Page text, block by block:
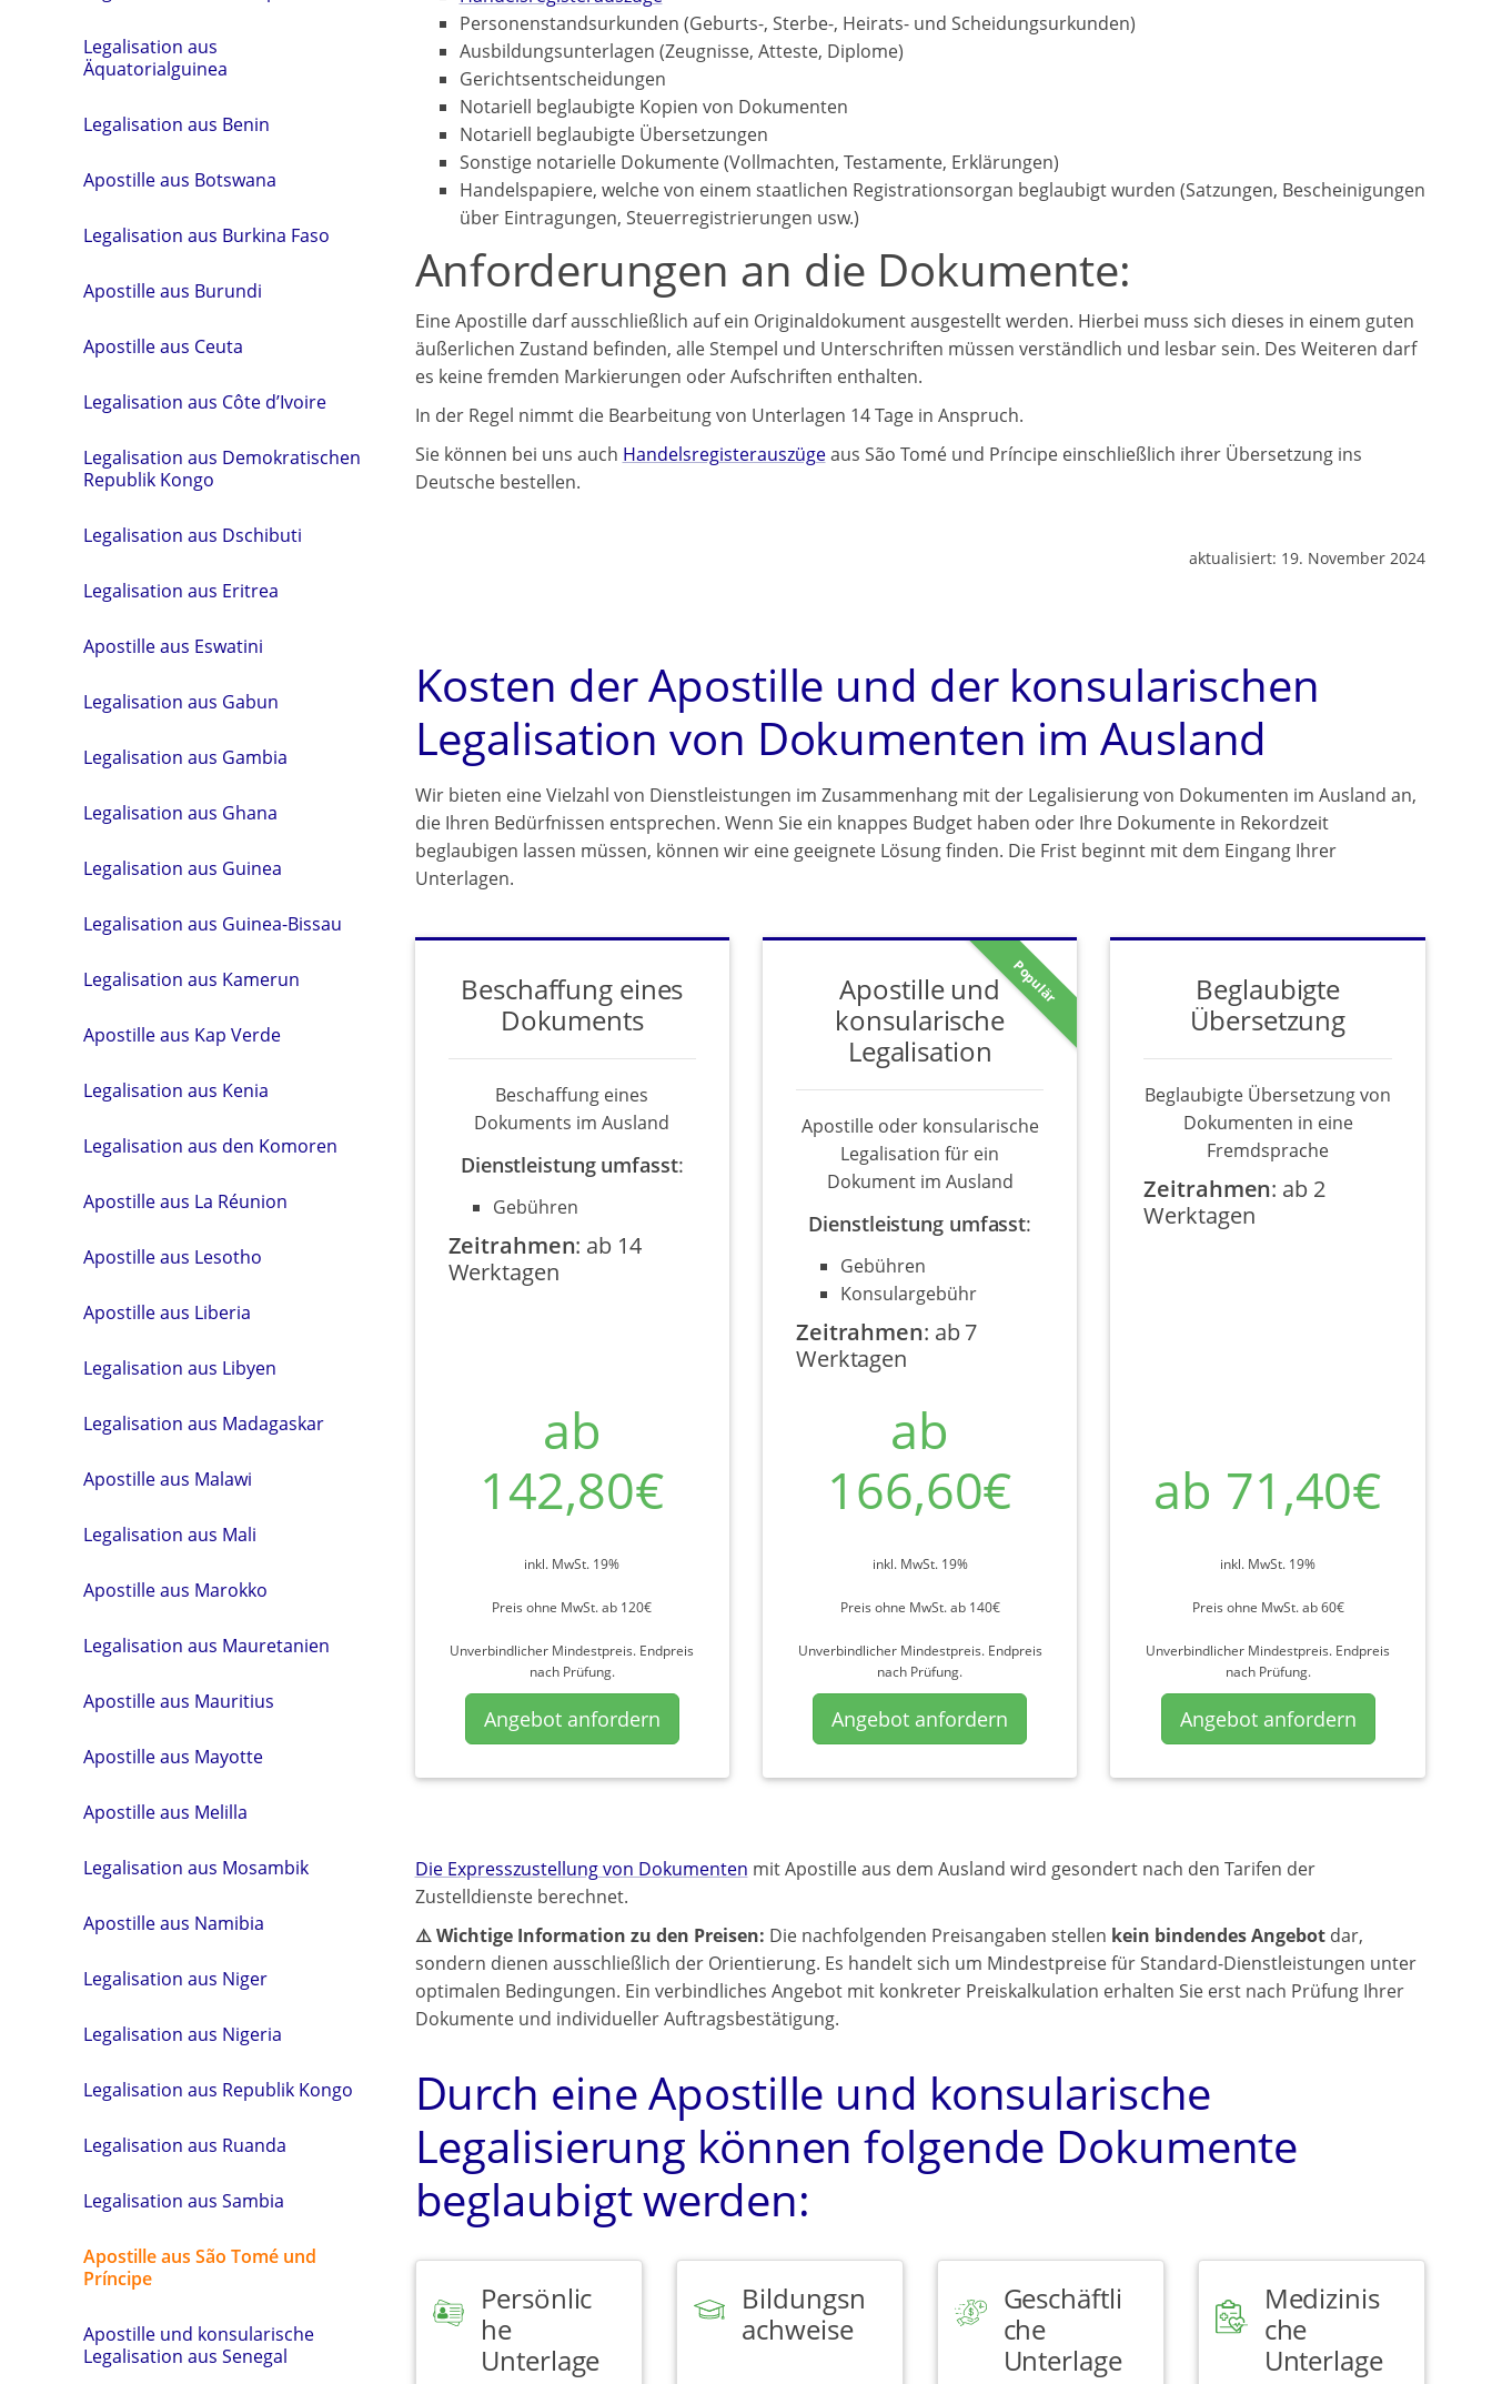
Legalisation aus
Äquatorialguinea
Legalisation aus Benin
Apostille aus Botswana
Legalisation aus Burkina Faso
Apostille aus Burundi
Apostille aus Ceuta
Legalisation aus Côte d’Ivoire
Legalisation aus Demokratischen
Republik Kongo
Legalisation aus Dschibuti
Legalisation aus Eritrea
Apostille aus Eswatini
Legalisation aus Gabun
Legalisation aus Gambia
Legalisation aus Ghana
Legalisation aus Guinea
Legalisation aus Guinea-Bissau
Legalisation aus Kamerun
Apostille aus Kap Verde
Legalisation aus Kenia
Legalisation aus den Komoren
Apostille aus La Réunion
Apostille aus Lesotho
Apostille aus Liberia
Legalisation aus Libyen
Legalisation aus Madagaskar
Apostille aus Malawi
Legalisation aus Mali
Apostille aus Marokko
Legalisation aus Mauretanien
Apostille aus Mauritius
Apostille aus Mayotte
Apostille aus Melilla
Legalisation aus Mosambik
Apostille aus Namibia
Legalisation aus Niger
Legalisation aus Nigeria
Legalisation aus Republik Kongo
Legalisation aus Ruanda
Legalisation aus Sambia
Apostille aus São Tomé und
Príncipe
Apostille und konsularische
Legalisation aus Senegal
Personenstandsurkunden (Geburts-, Sterbe-, Heirats- und Scheidungsurkunden)
Ausbildungsunterlagen (Zeugnisse, Atteste, Diplome)
Gerichtsentscheidungen
Notariell beglaubigte Kopien von Dokumenten
Notariell beglaubigte Übersetzungen
Sonstige notarielle Dokumente (Vollmachten, Testamente, Erklärungen)
Handelspapiere, welche von einem staatlichen Registrationsorgan beglaubigt wurden (Satzungen, Bescheinigungen
über Eintragungen, Steuerregistrierungen usw.)
Anforderungen an die Dokumente:
Eine Apostille darf ausschließlich auf ein Originaldokument ausgestellt werden. Hierbei muss sich dieses in einem guten
äußerlichen Zustand befinden, alle Stempel und Unterschriften müssen verständlich und lesbar sein. Des Weiteren darf
es keine fremden Markierungen oder Aufschriften enthalten.
In der Regel nimmt die Bearbeitung von Unterlagen 14 Tage in Anspruch.
Sie können bei uns auch Handelsregisterauszügeaus São Tomé und Príncipe einschließlich ihrer Übersetzung ins
Deutsche bestellen.
aktualisiert: 19. November 2024
Kosten der Apostille und der konsularischen
Legalisation von Dokumenten im Ausland
Wir bieten eine Vielzahl von Dienstleistungen im Zusammenhang mit der Legalisierung von Dokumenten im Ausland an,
die Ihren Bedürfnissen entsprechen. Wenn Sie ein knappes Budget haben oder Ihre Dokumente in Rekordzeit
beglaubigen lassen müssen, können wir eine geeignete Lösung finden. Die Frist beginnt mit dem Eingang Ihrer
Unterlagen.
Beschaffung eines
Dokuments
Beschaffung eines
Dokuments im Ausland
Dienstleistung umfasst:
Gebühren
Zeitrahmen: ab 14
Werktagen
ab
142,80€
inkl. MwSt. 19%
Preis ohne MwSt. ab 120€
Unverbindlicher Mindestpreis. Endpreis
nach Prüfung.
Angebot anfordern
Populär
Apostille und
konsularische
Legalisation
Apostille oder konsularische
Legalisation für ein
Dokument im Ausland
Dienstleistung umfasst:
Gebühren
Konsulargebühr
Zeitrahmen: ab 7
Werktagen
ab
166,60€
inkl. MwSt. 19%
Preis ohne MwSt. ab 140€
Unverbindlicher Mindestpreis. Endpreis
nach Prüfung.
Angebot anfordern
Beglaubigte
Übersetzung
Beglaubigte Übersetzung von
Dokumenten in eine
Fremdsprache
Zeitrahmen: ab 2
Werktagen
ab 71,40€
inkl. MwSt. 19%
Preis ohne MwSt. ab 60€
Unverbindlicher Mindestpreis. Endpreis
nach Prüfung.
Angebot anfordern
Die Expresszustellung von Dokumenten mit Apostille aus dem Ausland wird gesondert nach den Tarifen der
Zustelldienste berechnet.
⚠️ Wichtige Information zu den Preisen: Die nachfolgenden Preisangaben stellen kein bindendes Angebotdar,
sondern dienen ausschließlich der Orientierung. Es handelt sich um Mindestpreise für Standard-Dienstleistungen unter
optimalen Bedingungen. Ein verbindliches Angebot mit konkreter Preiskalkulation erhalten Sie erst nach Prüfung Ihrer
Dokumente und individueller Auftragsbestätigung.
Durch eine Apostille und konsularische
Legalisierung können folgende Dokumente
beglaubigt werden:
Persönlic
he
Unterlage
Bildungsn
achweise
Geschäftli
che
Unterlage
Medizinis
che
Unterlage